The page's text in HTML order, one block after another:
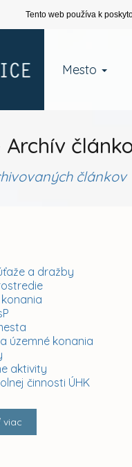
Tento web používa k
Mesto
Archív
článkov
a dražby
územné konania
aktivity
činnosti ÚHK
viac